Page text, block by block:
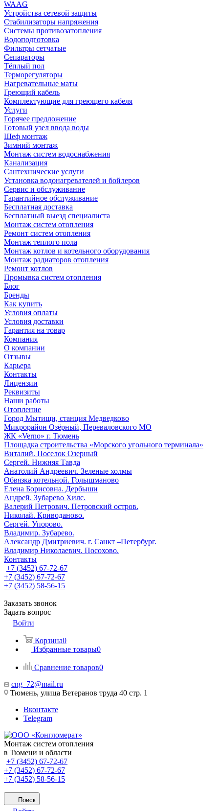
WAAG
Устройства сетевой защиты
Стабилизаторы напряжения
Системы противозатопления
Водоподготовка
Фильтры сетчатые
Сепараторы
Тёплый пол
Терморегуляторы
Нагревательные маты
Греющий кабель
Комплектующие для греющего кабеля
Услуги
Горячее предложение
Готовый узел ввода воды
Шеф монтаж
Зимний монтаж
Монтаж систем водоснабжения
Канализация
Сантехнические услуги
Установка водонагревателей и бойлеров
Сервис и обслуживание
Гарантийное обслуживание
Бесплатная доставка
Бесплатный выезд специалиста
Монтаж систем отопления
Ремонт систем отопления
Монтаж теплого пола
Монтаж котлов и котельного оборудования
Монтаж радиаторов отопления
Ремонт котлов
Промывка систем отопления
Блог
Бренды
Как купить
Условия оплаты
Условия доставки
Гарантия на товар
Компания
О компании
Отзывы
Карьера
Контакты
Лицензии
Реквизиты
Наши работы
Отопление
Город Мытищи, станция Медведково
Микрорайон Озёрный, Переваловского МО
ЖК «Verno» г. Тюмень
Площадка строительства «Морского угольного терминала»
Виталий. Поселок Озерный
Сергей. Нижняя Тавда
Анатолий Андреевич. Зеленые холмы
Обвязка котельной. Голышманово
Елена Борисовна. Дербыши
Андрей. Зубарево Хилс.
Валерий Петрович. Петровский остров.
Николай. Криводаново.
Сергей. Упорово.
Владимир. Зубарево.
Александр Дмитриевич. г. Санкт –Петербург.
Владимир Николаевич. Посохово.
Контакты
+7 (3452) 67-72-67
+7 (3452) 67-72-67
+7 (3452) 58-56-15
Заказать звонок
Задать вопрос
Войти
Корзина0
Избранные товары0
Сравнение товаров0
cng_72@mail.ru
Тюмень, улица Ветеранов труда 40 стр. 1
Вконтакте
Telegram
Монтаж систем отопления
в Тюмени и области
+7 (3452) 67-72-67
+7 (3452) 67-72-67
+7 (3452) 58-56-15
Поиск